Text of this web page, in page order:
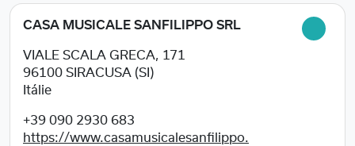
CASA MUSICALE SANFILIPPO SRL
VIALE SCALA GRECA, 171
96100 SIRACUSA (SI)
Itálie
+39 090 2930 683
https://www.casamusicalesanfilippo.